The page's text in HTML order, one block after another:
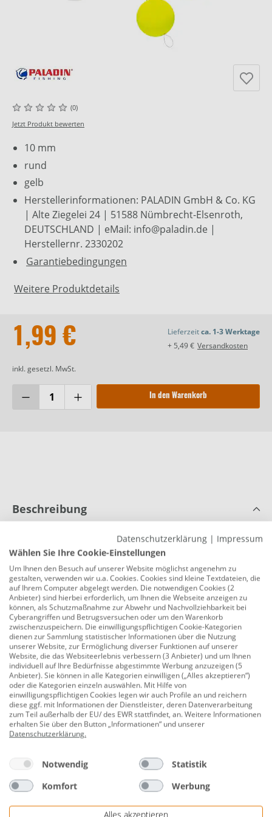
(0)
Jetzt Produkt bewerten
10 mm
rund
gelb
Herstellerinformationen: PALADIN GmbH & Co. KG
| Alte Ziegelei 24 | 51588 Nümbrecht-Elsenroth,
DEUTSCHLAND | eMail: info@paladin.de |
Herstellernr. 2330202
Garantiebedingungen
Weitere Produktdetails
1,99 €
inkl. gesetzl. MwSt.
Lieferzeitca. 1-3 Werktage
+ 5,49 € Versandkosten
In den Warenkorb
Beschreibung
Produktnummer:0689904845
Die Piloten sind mit einem Silikonstopper ausgestattet.
Dies erlaubt ein einfaches Verschieben und sicheres
Fixieren des Piloten an jeder Stelle der Schnur.
10 mm
rund
gelb
Herstellerinformationen: PALADIN GmbH & Co. KG |
Alte Ziegelei 24 | 51588 Nümbrecht-Elsenroth,
DEUTSCHLAND | eMail: info@paladin.de |
Herstellernr. 2330202
Bewertungen
Datenschutzerklärung | Impressum
Wählen Sie Ihre Cookie-Einstellungen
Um Ihnen den Besuch auf unserer Website möglichst angenehm zu
gestalten, verwenden wir u.a. Cookies. Cookies sind kleine Textdateien, die
auf Ihrem Computer abgelegt werden. Die notwendigen Cookies (2
Anbieter) sind hierbei erforderlich, um Ihnen die Webseite anzeigen zu
können, als Schutzmaßnahme zur Abwehr und Nachvollziehbarkeit bei
Cyberangriffen und Betrugsversuchen oder um den Warenkorb
zwischenzuspeichern. Die einwilligungspflichtigen Cookie-Kategorien
dienen zur Sammlung statistischer Informationen über die Nutzung
unserer Website, zur Ermöglichung diverser Funktionen auf unserer
Website, die das Websiteerlebnis verbessern (3 Anbieter) und um Ihnen
individuell auf Ihre Bedürfnisse abgestimmte Werbung anzuzeigen (5
Anbieter). Sie können in alle Kategorien einwilligen („Alles akzeptieren“)
oder die Kategorien einzeln auswählen. Mit Hilfe von
einwilligungspflichtigen Cookies legen wir auch Profile an und reichern
diese ggf. mit Informationen der Dienstleister, deren Datenverarbeitung
zum Teil außerhalb der EU/ des EWR stattfindet, an. Weitere Informationen
erhalten Sie über den Button „Informationen“ und unserer
Datenschutzerklärung.
Notwendig
Statistik
Komfort
Werbung
Alles akzeptieren